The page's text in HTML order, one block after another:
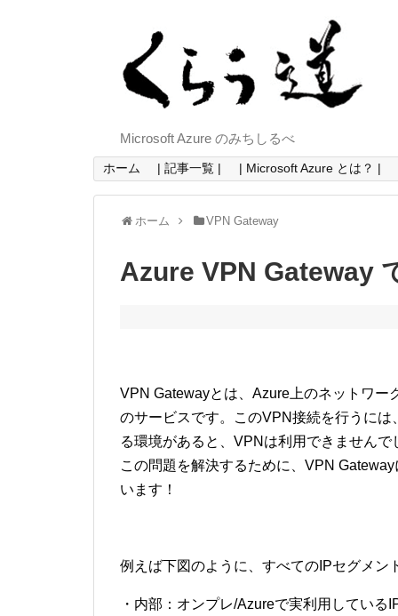
Microsoft Azure のみちしるべ
ホーム | 記事一覧 | | Microsoft Azure とは？ |
ホーム VPN Gateway
Azure VPN Gateway
VPN Gatewayとは、Azure上のネットワー
のサービスです。このVPN接続を行うに
る環境があると、VPNは利用できませんで
この問題を解決するために、VPN
います！
例えば下図のように、すべてのIPセグメン
・内部：オンプレ/Azureで実利用している